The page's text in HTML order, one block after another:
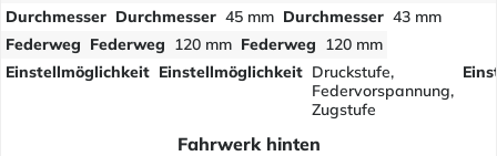
Durchmesser Durchmesser 45 mm Durchmesser 43 mm
Federweg Federweg 120 mm Federweg 120 mm
Einstellmöglichkeit Einstellmöglichkeit Druckstufe,
Federvorspannung,
Zugstufe
Fahrwerk hinten